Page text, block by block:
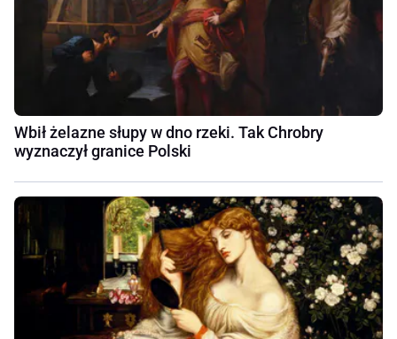
Wbił żelazne słupy w dno rzeki. Tak Chrobry
wyznaczył granice Polski